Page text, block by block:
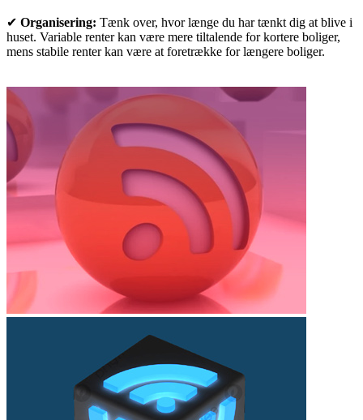
✔ Organisering: Tænk over, hvor længe du har tænkt dig at blive i
huset. Variable renter kan være mere tiltalende for kortere boliger,
mens stabile renter kan være at foretrække for længere boliger.